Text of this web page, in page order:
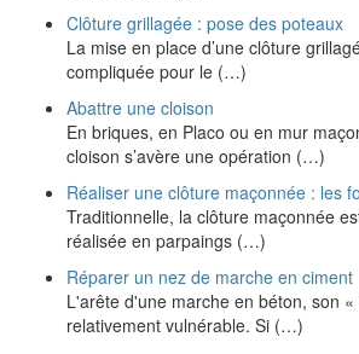
Clôture grillagée : pose des poteaux
La mise en place d’une clôture
compliquée pour le (…)
Abattre une cloison
En briques, en Placo ou en mur
cloison s’avère une opération (…)
Réaliser une clôture maçonnée : les
Traditionnelle, la clôture maçonnée
réalisée en parpaings (…)
Réparer un nez de marche en ciment
L'arête d'une marche en béton, son
relativement vulnérable. Si (…)